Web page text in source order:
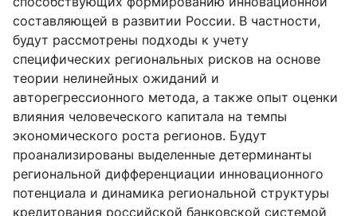
составляющей в развитии России. В частности,
будут рассмотрены подходы к учету
специфических региональных рисков на основе
теории нелинейных ожиданий и
авторегрессионного метода, а также опыт оценки
влияния человеческого капитала на темпы
экономического роста регионов. Будут
проанализированы выделенные детерминанты
региональной дифференциации инновационного
потенциала и динамика региональной структуры
кредитования российской банковской системой